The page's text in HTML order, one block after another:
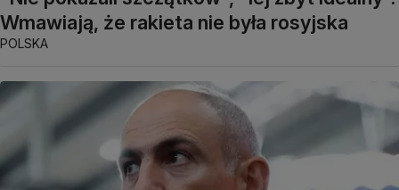
Wmawiają, że rakieta nie była rosyjska
POLSKA